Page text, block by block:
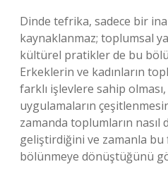
Dinde tefrika, sadece bir
kaynaklanmaz; toplumsal
kültürel pratikler de bu
Erkeklerin ve kadınların
farklı işlevlere sahip
uygulamaların
zamanda toplumların
geliştirdiğini ve zamanla bu
bölünmeye dönüştüğünü